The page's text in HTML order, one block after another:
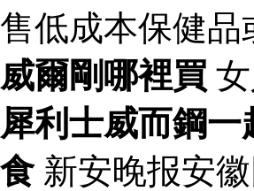
售低成本保健
威爾剛哪裡買
犀利士威而鋼一
食新安晚报安